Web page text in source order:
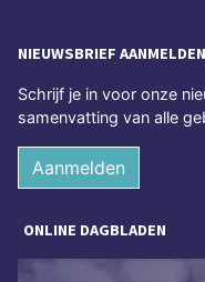
NIEUWSBRIEF AANMELDEN
Schrijf je in voor onze
samenvatting van alle
Aanmelden
ONLINE DAGBLADEN